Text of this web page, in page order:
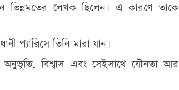
ভিন্নমতের লেখক ছিলেন। এ কারণে তাকে
প্যারিসে তিনি মারা যান।
অনুভূতি, বিশ্বাস এবং সেইসাথে যৌনতা আর